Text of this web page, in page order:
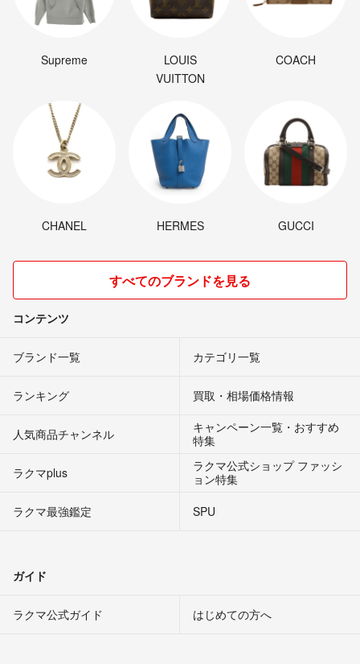
Supreme
LOUIS
VUITTON
COACH
CHANEL HERMES GUCCI
すべてのブランドを見る
コンテンツ
ブランド一覧 カテゴリ一覧
ランキング 買取・相場価格情報
人気商品チャンネル
キャンペーン一覧・おすすめ
特集
ラクマplus
ラクマ公式ショップ ファッシ
ョン特集
ラクマ最強鑑定
SPU
ガイド
ラクマ公式ガイド はじめての方へ